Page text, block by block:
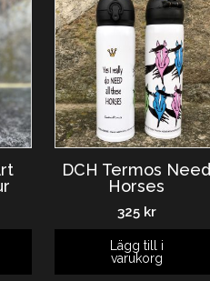
DCH Termos Need
Horses
325 kr
Lägg till i
varukorg